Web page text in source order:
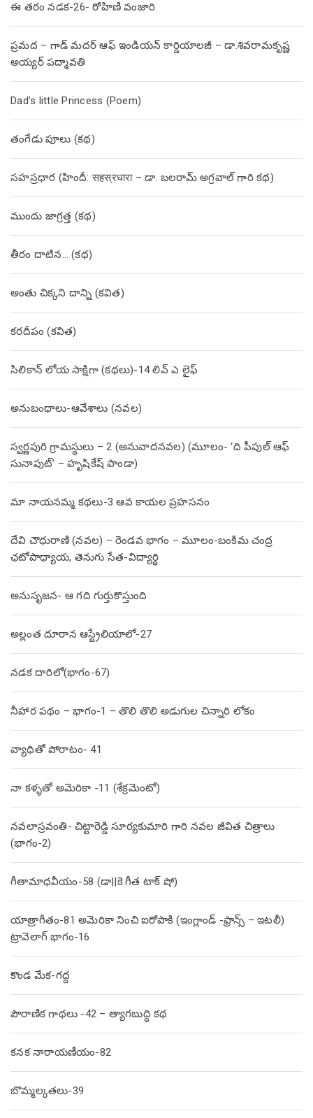
ఈ తరం నడక-26- రోహిణి వంజారి
ప్రమద – గాడ్ మదర్ ఆఫ్ ఇండియన్ కార్డియాలజీ – డా.శివరామకృష్ణ
అయ్యర్ పద్మావతి
Dad’s little Princess (Poem)
తంగేడు పూలు (క‌థ‌)
సహస్రధార (హిందీ: सहस्रधारा – డా. బలరామ్ అగ్రవాల్ గారి కథ)
ముందు జాగ్రత్త (క‌థ‌)
తీరం దాటిన… (క‌థ‌)
అంతు చిక్కని దాన్ని (కవిత)
కరదీపం (కవిత)
సిలికాన్ లోయ సాక్షిగా (కథలు)-14 లివ్ ఎ లైఫ్
అనుబంధాలు-ఆవేశాలు (నవల)
స్వర్ణపురి గ్రామస్థులు – 2 (అనువాదనవల) (మూలం- ‘ది పీపుల్ ఆఫ్
సునాపుట్’ – హృషికేష్ పాండా)
మా నాయనమ్మ కథలు-3 ఆవ కాయల ప్రహసనం
దేవి చౌధురాణి (నవల) – రెండవ భాగం – మూలం-బంకిమ చంద్ర
ఛటోపాధ్యాయ, తెనుగు సేత-విద్యార్థి
అనుసృజన- ఆ గది గుర్తుకొస్తుంది
అల్లంత దూరాన ఆస్ట్రేలియాలో-27
నడక దారిలో(భాగం-67)
నీహార పథం – భాగం-1 – తొలి తొలి అడుగుల చిన్నారి లోకం
వ్యాధితో పోరాటం- 41
నా కళ్ళతో అమెరికా -11 (శేక్రమెంటో)
నవలాస్రవంతి- చిట్టారెడ్డి సూర్యకుమారి గారి నవల జీవిత చిత్రాలు
(భాగం-2)
గీతామాధవీయం-58 (డా||కె.గీత టాక్ షో)
యాత్రాగీతం-81 అమెరికా నించి ఐరోపాకి (ఇంగ్లాండ్ -ఫ్రాన్స్ – ఇటలీ)
ట్రావెలాగ్ భాగం-16
కొండ మేక-గద్ద
పౌరాణిక గాథలు -42 – త్యాగబుద్ధి కథ
కనక నారాయణీయం-82
బొమ్మల్కతలు-39